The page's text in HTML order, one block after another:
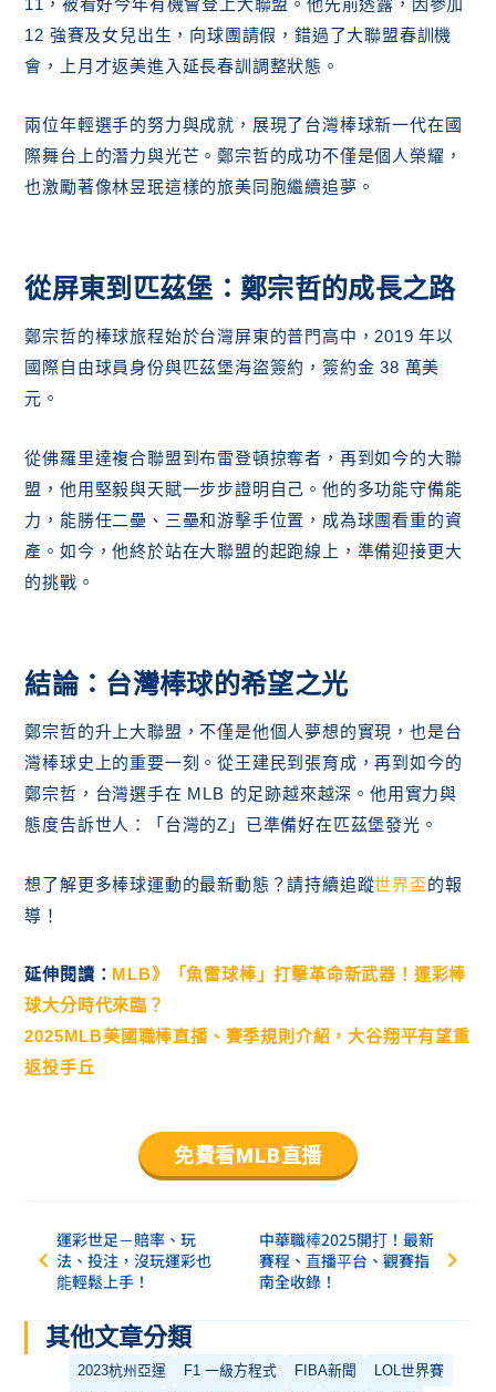
12 強賽及女兒出生，向球團請假，錯過了大聯盟春訓機
會，上月才返美進入延長春訓調整狀態。
兩位年輕選手的努力與成就，展現了台灣棒球新一代在國
際舞台上的潛力與光芒。鄭宗哲的成功不僅是個人榮耀，
也激勵著像林昱珉這樣的旅美同胞繼續追夢。
從屏東到匹茲堡：鄭宗哲的成長之路
鄭宗哲的棒球旅程始於台灣屏東的普門高中，2019 年以
國際自由球員身份與匹茲堡海盜簽約，簽約金 38 萬美
元。
從佛羅里達複合聯盟到布雷登頓掠奪者，再到如今的大聯
盟，他用堅毅與天賦一步步證明自己。他的多功能守備能
力，能勝任二壘、三壘和游擊手位置，成為球團看重的資
產。如今，他終於站在大聯盟的起跑線上，準備迎接更大
的挑戰。
結論：台灣棒球的希望之光
鄭宗哲的升上大聯盟，不僅是他個人夢想的實現，也是台
灣棒球史上的重要一刻。從王建民到張育成，再到如今的
鄭宗哲，台灣選手在 MLB 的足跡越來越深。他用實力與
態度告訴世人：「台灣的Z」已準備好在匹茲堡發光。
想了解更多棒球運動的最新動態？請持續追蹤世界盃的報
導！
延伸閱讀： MLB》「魚雷球棒」打擊革命新武器！運彩棒
球大分時代來臨？
2025MLB美國職棒直播、賽季規則介紹，大谷翔平有望重
返投手丘
免費看MLB直播
運彩世足－賠率、玩
法、投注，沒玩運彩也
能輕鬆上手！
中華職棒2025開打！最新
賽程、直播平台、觀賽指
南全收錄！
其他文章分類
2023杭州亞運 F1 一級方程式 FIBA新聞
LOL世界賽